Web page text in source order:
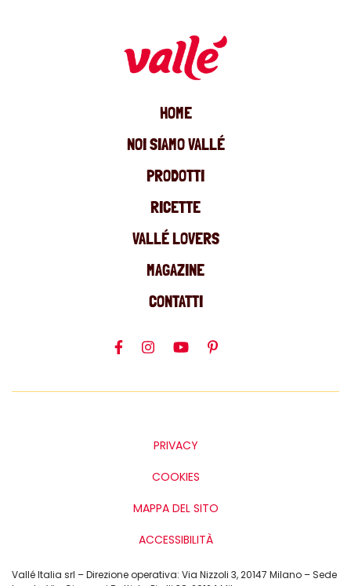
HOME
NOI SIAMO VALLÉ
PRODOTTI
RICETTE
VALLÉ LOVERS
MAGAZINE
CONTATTI
PRIVACY
COOKIES
MAPPA DEL SITO
ACCESSIBILITÀ
Vallé Italia srl – Direzione operativa: Via Nizzoli 3, 20147 Milano – Sede